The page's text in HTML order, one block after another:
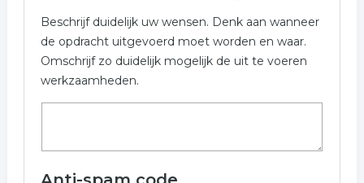
Beschrijf duidelijk uw wensen. Denk aan wanneer
de opdracht uitgevoerd moet worden en waar.
Omschrijf zo duidelijk mogelijk de uit te voeren
werkzaamheden.